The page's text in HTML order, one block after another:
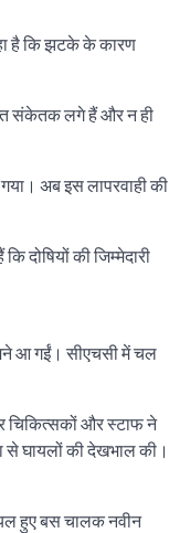
है कि झटके के कारण
संकेतक लगे हैं और न ही
अब इस लापरवाही की
दोषियों की जिम्मेदारी
आ गईं। सीएचसी में चल
चिकित्सकों और स्टाफ ने
से घायलों की देखभाल की।
हुए बस चालक नवीन